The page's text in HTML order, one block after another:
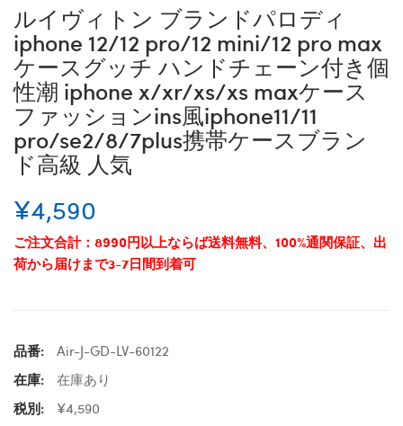
ルイヴィトン ブランドパロディ
iphone 12/12 pro/12 mini/12 pro max
ケースグッチ ハンドチェーン付き個
性潮 iphone x/xr/xs/xs maxケース
ファッションins風iphone11/11
pro/se2/8/7plus携帯ケースブラン
ド高級 人気
¥4,590
ご注文合計：8990円以上ならば送料無料、100%通関保証、出
荷から届けまで3-7日間到着可
品番:
Air-J-GD-LV-60122
在庫:
在庫あり
税別:
¥4,590